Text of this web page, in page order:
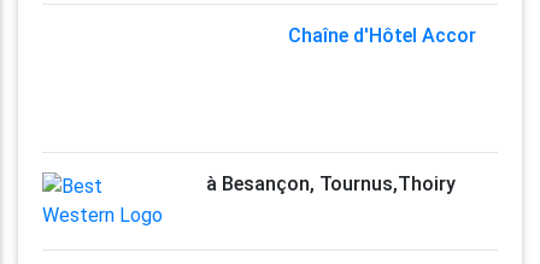
Chaîne d'Hôtel Accor
à Besançon, Tournus,Thoiry